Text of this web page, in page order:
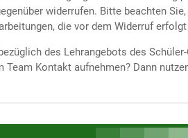
widerrufen. Bitte beachten
die vor dem Widerruf
des Lehrangebots des
Team Kontakt aufnehmen? Dann